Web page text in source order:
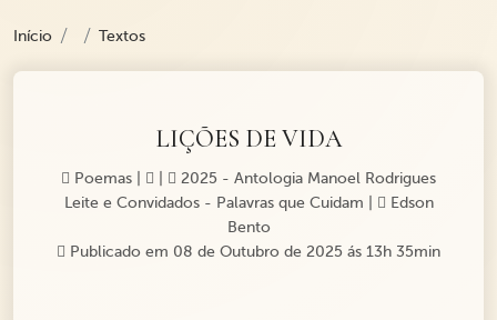
Início Textos
LIÇÕES DE VIDA
Poemas
2025 - Antologia Manoel Rodrigues
Leite e Convidados - Palavras que Cuidam
Edson
Bento
Publicado em 08 de Outubro de 2025 ás 13h 35min